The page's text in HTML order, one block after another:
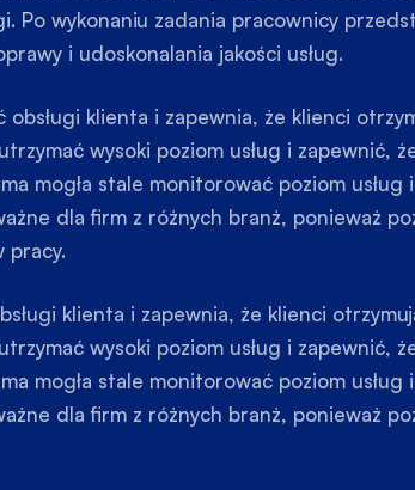
Po wykonaniu zadania pracownicy
i udoskonalania jakości usług.
klienta i zapewnia, że klienci
wysoki poziom usług i zapewnić,
mogła stale monitorować poziom usług i
dla firm z różnych branż, ponieważ
pracy.
klienta i zapewnia, że klienci
wysoki poziom usług i zapewnić,
mogła stale monitorować poziom usług i
dla firm z różnych branż, ponieważ